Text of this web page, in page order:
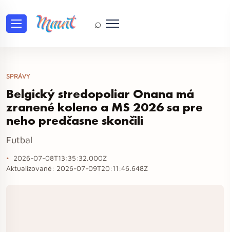
⌕
SPRÁVY
Belgický stredopoliar Onana má
zranené koleno a MS 2026 sa pre
neho predčasne skončili
Futbal
2026-07-08T13:35:32.000Z
Aktualizované: 2026-07-09T20:11:46.648Z